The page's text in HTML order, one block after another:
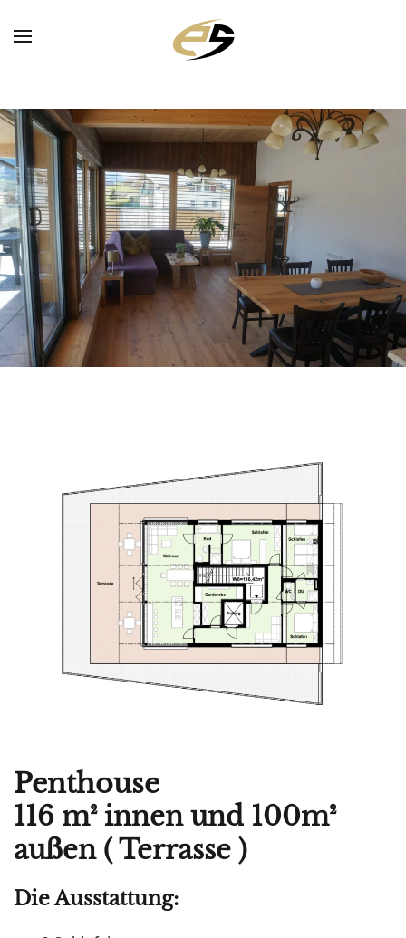
Skip to main content
Penthouse
116 m² innen und 100m²
außen ( Terrasse )
Die Ausstattung: